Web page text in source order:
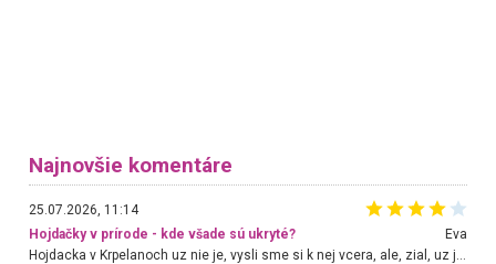
Najnovšie komentáre
25.07.2026, 11:14
Hojdačky v prírode - kde všade sú ukryté?
Eva
Hojdacka v Krpelanoch uz nie je, vysli sme si k nej vcera, ale, zial, uz je znicena. Ak sem planujete cestu len kvoli hojdacke, mozete si ju usetrit. Krasny vyhlad je tu vsak aj bez hojdacky :-)